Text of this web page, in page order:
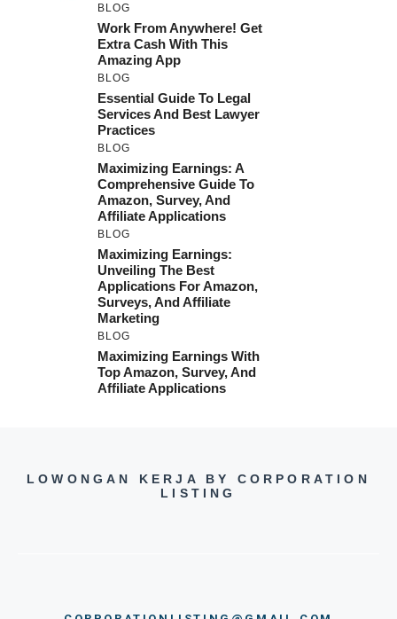
BLOG
Work From Anywhere! Get
Extra Cash With This
Amazing App
BLOG
Essential Guide To Legal
Services And Best Lawyer
Practices
BLOG
Maximizing Earnings: A
Comprehensive Guide To
Amazon, Survey, And
Affiliate Applications
BLOG
Maximizing Earnings:
Unveiling The Best
Applications For Amazon,
Surveys, And Affiliate
Marketing
BLOG
Maximizing Earnings With
Top Amazon, Survey, And
Affiliate Applications
LOWONGAN KERJA BY CORPORATION
LISTING